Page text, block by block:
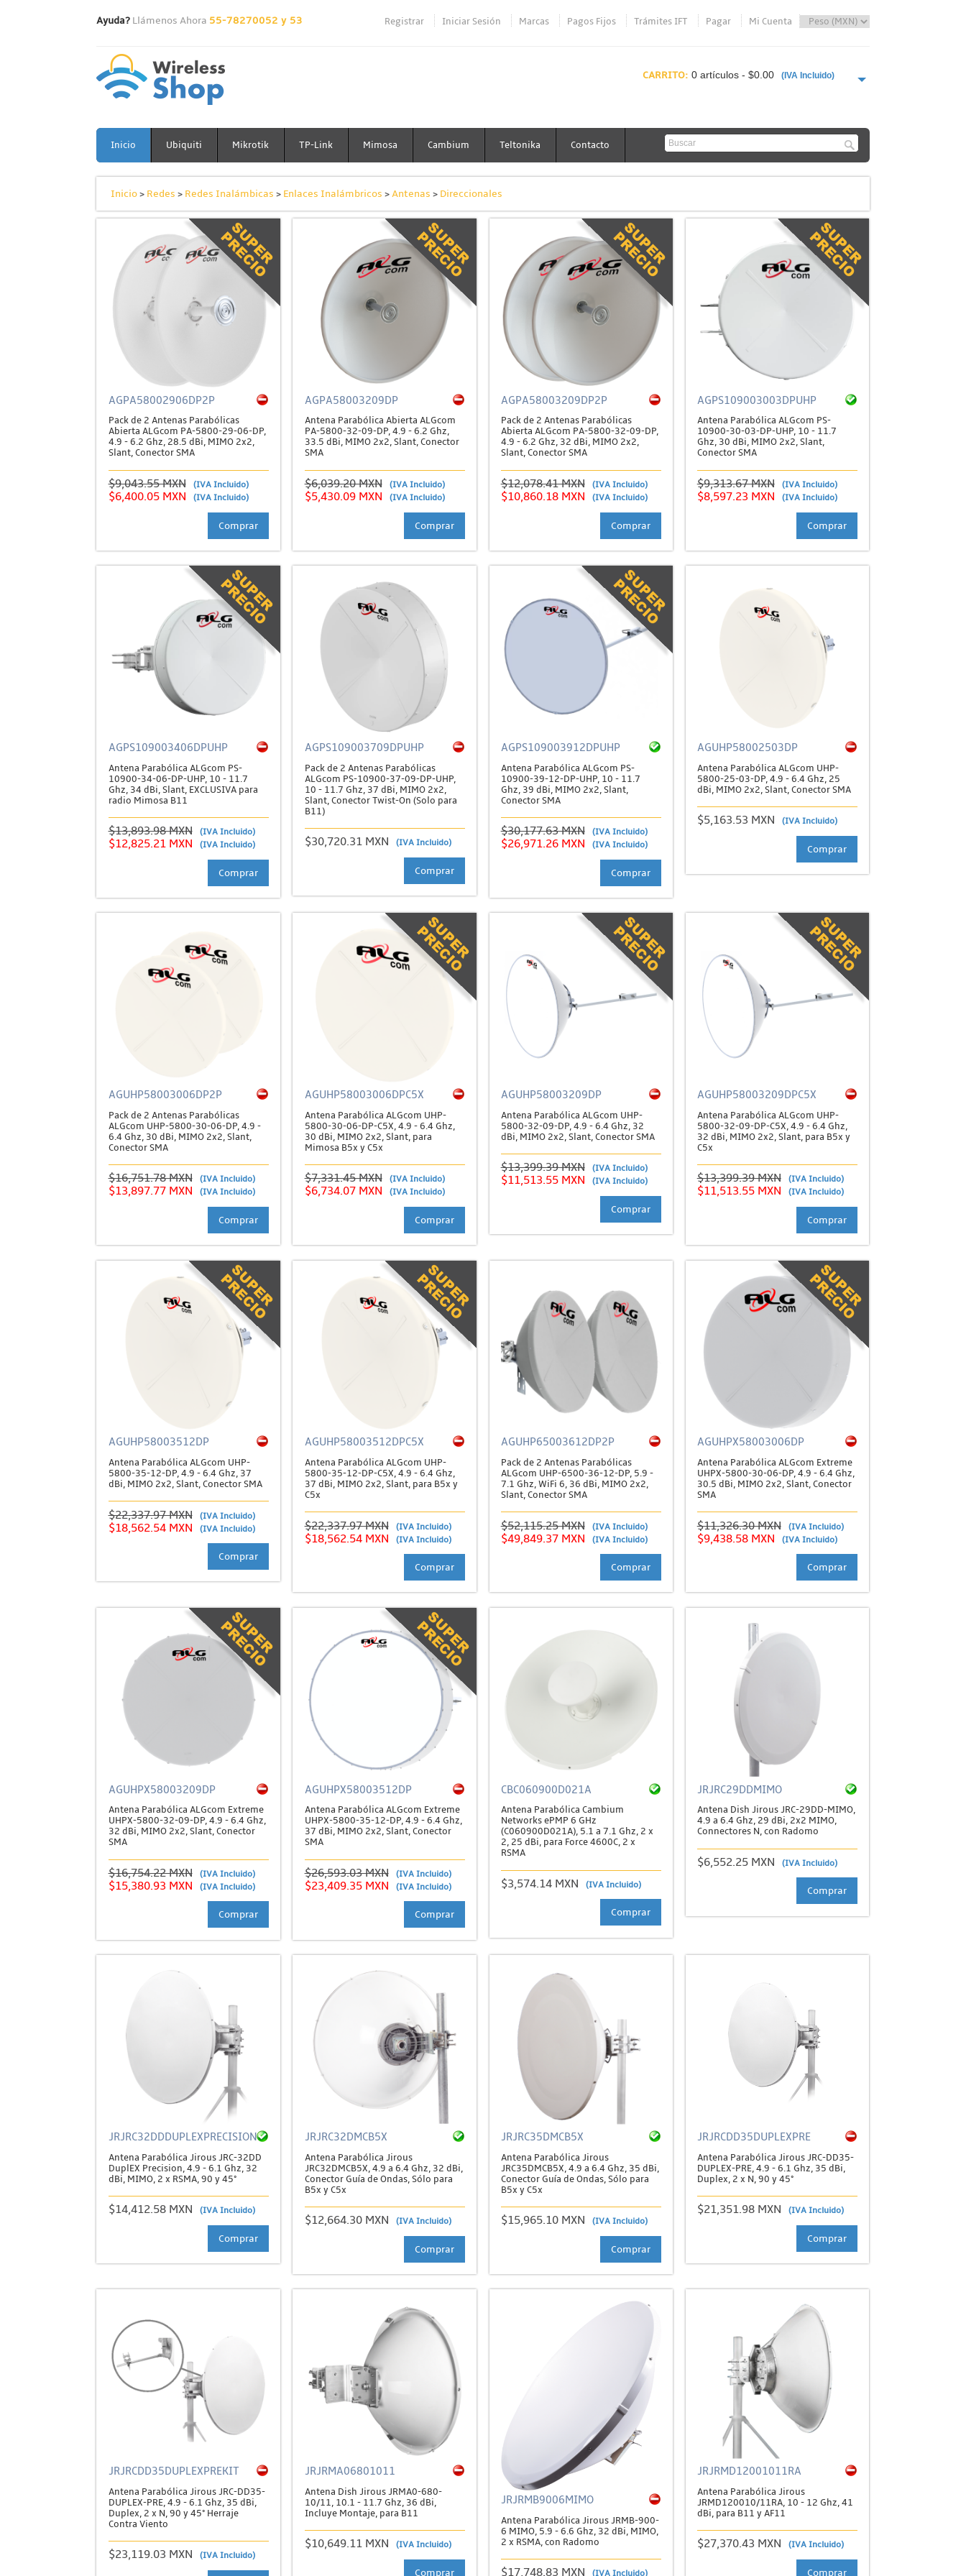
Ayuda? Llámenos Ahora 55-78270052 y 53 Registrar Iniciar Sesión Marcas Pagos Fijos Trámites IFT Pagar Mi Cuenta
CARRITO: 0 artículos - $0.00 (IVA Incluido)
Inicio Ubiquiti Mikrotik TP-Link Mimosa Cambium Teltonika Contacto
Inicio> Redes > Redes Inalámbicas > Enlaces Inalámbricos >Antenas > Direccionales
AGPA58002906DP2P
Pack de 2 Antenas Parabólicas
Abierta ALGcom PA-5800-29-06-DP,
4.9 - 6.2 Ghz, 28.5 dBi, MIMO 2x2,
Slant, Conector SMA
$9,043.55 MXN (IVA Incluido)
$6,400.05 MXN (IVA Incluido)
Comprar
AGPA58003209DP
Antena Parabólica Abierta ALGcom
PA-5800-32-09-DP, 4.9 - 6.2 Ghz,
33.5 dBi, MIMO 2x2, Slant, Conector
SMA
$6,039.20 MXN (IVA Incluido)
$5,430.09 MXN (IVA Incluido)
Comprar
AGPA58003209DP2P
Pack de 2 Antenas Parabólicas
Abierta ALGcom PA-5800-32-09-DP,
4.9 - 6.2 Ghz, 32 dBi, MIMO 2x2,
Slant, Conector SMA
$12,078.41 MXN (IVA Incluido)
$10,860.18 MXN (IVA Incluido)
Comprar
AGPS109003003DPUHP
Antena Parabólica ALGcom PS-
10900-30-03-DP-UHP, 10 - 11.7
Ghz, 30 dBi, MIMO 2x2, Slant,
Conector SMA
$9,313.67 MXN (IVA Incluido)
$8,597.23 MXN (IVA Incluido)
Comprar
AGPS109003406DPUHP
Antena Parabólica ALGcom PS-
10900-34-06-DP-UHP, 10 - 11.7
Ghz, 34 dBi, Slant, EXCLUSIVA para
radio Mimosa B11
$13,893.98 MXN (IVA Incluido)
$12,825.21 MXN (IVA Incluido)
Comprar
AGPS109003709DPUHP
Pack de 2 Antenas Parabólicas
ALGcom PS-10900-37-09-DP-UHP,
10 - 11.7 Ghz, 37 dBi, MIMO 2x2,
Slant, Conector Twist-On (Solo para
B11)
$30,720.31 MXN (IVA Incluido)
Comprar
AGPS109003912DPUHP
Antena Parabólica ALGcom PS-
10900-39-12-DP-UHP, 10 - 11.7
Ghz, 39 dBi, MIMO 2x2, Slant,
Conector SMA
$30,177.63 MXN (IVA Incluido)
$26,971.26 MXN (IVA Incluido)
Comprar
AGUHP58002503DP
Antena Parabólica ALGcom UHP-
5800-25-03-DP, 4.9 - 6.4 Ghz, 25
dBi, MIMO 2x2, Slant, Conector SMA
$5,163.53 MXN (IVA Incluido)
Comprar
AGUHP58003006DP2P
Pack de 2 Antenas Parabólicas
ALGcom UHP-5800-30-06-DP, 4.9 -
6.4 Ghz, 30 dBi, MIMO 2x2, Slant,
Conector SMA
$16,751.78 MXN (IVA Incluido)
$13,897.77 MXN (IVA Incluido)
Comprar
AGUHP58003006DPC5X
Antena Parabólica ALGcom UHP-
5800-30-06-DP-C5X, 4.9 - 6.4 Ghz,
30 dBi, MIMO 2x2, Slant, para
Mimosa B5x y C5x
$7,331.45 MXN (IVA Incluido)
$6,734.07 MXN (IVA Incluido)
Comprar
AGUHP58003209DP
Antena Parabólica ALGcom UHP-
5800-32-09-DP, 4.9 - 6.4 Ghz, 32
dBi, MIMO 2x2, Slant, Conector SMA
$13,399.39 MXN (IVA Incluido)
$11,513.55 MXN (IVA Incluido)
Comprar
AGUHP58003209DPC5X
Antena Parabólica ALGcom UHP-
5800-32-09-DP-C5X, 4.9 - 6.4 Ghz,
32 dBi, MIMO 2x2, Slant, para B5x y
C5x
$13,399.39 MXN (IVA Incluido)
$11,513.55 MXN (IVA Incluido)
Comprar
AGUHP58003512DP
Antena Parabólica ALGcom UHP-
5800-35-12-DP, 4.9 - 6.4 Ghz, 37
dBi, MIMO 2x2, Slant, Conector SMA
$22,337.97 MXN (IVA Incluido)
$18,562.54 MXN (IVA Incluido)
Comprar
AGUHP58003512DPC5X
Antena Parabólica ALGcom UHP-
5800-35-12-DP-C5X, 4.9 - 6.4 Ghz,
37 dBi, MIMO 2x2, Slant, para B5x y
C5x
$22,337.97 MXN (IVA Incluido)
$18,562.54 MXN (IVA Incluido)
Comprar
AGUHP65003612DP2P
Pack de 2 Antenas Parabólicas
ALGcom UHP-6500-36-12-DP, 5.9 -
7.1 Ghz, WiFi 6, 36 dBi, MIMO 2x2,
Slant, Conector SMA
$52,115.25 MXN (IVA Incluido)
$49,849.37 MXN (IVA Incluido)
Comprar
AGUHPX58003006DP
Antena Parabólica ALGcom Extreme
UHPX-5800-30-06-DP, 4.9 - 6.4 Ghz,
30.5 dBi, MIMO 2x2, Slant, Conector
SMA
$11,326.30 MXN (IVA Incluido)
$9,438.58 MXN (IVA Incluido)
Comprar
AGUHPX58003209DP
Antena Parabólica ALGcom Extreme
UHPX-5800-32-09-DP, 4.9 - 6.4 Ghz,
32 dBi, MIMO 2x2, Slant, Conector
SMA
$16,754.22 MXN (IVA Incluido)
$15,380.93 MXN (IVA Incluido)
Comprar
AGUHPX58003512DP
Antena Parabólica ALGcom Extreme
UHPX-5800-35-12-DP, 4.9 - 6.4 Ghz,
37 dBi, MIMO 2x2, Slant, Conector
SMA
$26,593.03 MXN (IVA Incluido)
$23,409.35 MXN (IVA Incluido)
Comprar
CBC060900D021A
Antena Parabólica Cambium
Networks ePMP 6 GHz
(C060900D021A), 5.1 a 7.1 Ghz, 2 x
2, 25 dBi, para Force 4600C, 2 x
RSMA
$3,574.14 MXN (IVA Incluido)
Comprar
JRJRC29DDMIMO
Antena Dish Jirous JRC-29DD-MIMO,
4.9 a 6.4 Ghz, 29 dBi, 2x2 MIMO,
Connectores N, con Radomo
$6,552.25 MXN (IVA Incluido)
Comprar
JRJRC32DDDUPLEXPRECISION
Antena Parabólica Jirous JRC-32DD
DuplEX Precision, 4.9 - 6.1 Ghz, 32
dBi, MIMO, 2 x RSMA, 90 y 45°
$14,412.58 MXN (IVA Incluido)
Comprar
JRJRC32DMCB5X
Antena Parabólica Jirous
JRC32DMCB5X, 4.9 a 6.4 Ghz, 32 dBi,
Conector Guía de Ondas, Sólo para
B5x y C5x
$12,664.30 MXN (IVA Incluido)
Comprar
JRJRC35DMCB5X
Antena Parabólica Jirous
JRC35DMCB5X, 4.9 a 6.4 Ghz, 35 dBi,
Conector Guía de Ondas, Sólo para
B5x y C5x
$15,965.10 MXN (IVA Incluido)
Comprar
JRJRCDD35DUPLEXPRE
Antena Parabólica Jirous JRC-DD35-
DUPLEX-PRE, 4.9 - 6.1 Ghz, 35 dBi,
Duplex, 2 x N, 90 y 45°
$21,351.98 MXN (IVA Incluido)
Comprar
JRJRCDD35DUPLEXPREKIT
Antena Parabólica Jirous JRC-DD35-
DUPLEX-PRE, 4.9 - 6.1 Ghz, 35 dBi,
Duplex, 2 x N, 90 y 45° Herraje
Contra Viento
$23,119.03 MXN (IVA Incluido)
JRJRMA06801011
Antena Dish Jirous JRMA0-680-
10/11, 10.1 - 11.7 Ghz, 36 dBi,
Incluye Montaje, para B11
$10,649.11 MXN (IVA Incluido)
Comprar
JRJRMB9006MIMO
Antena Parabólica Jirous JRMB-900-
6 MIMO, 5.9 - 6.6 Ghz, 32 dBi, MIMO,
2 x RSMA, con Radomo
$17,748.83 MXN (IVA Incluido)
JRJRMD12001011RA
Antena Parabólica Jirous
JRMD120010/11RA, 10 - 12 Ghz, 41
dBi, para B11 y AF11
$27,370.43 MXN (IVA Incluido)
Comprar